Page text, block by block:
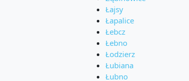
Łajsy
Łapalice
Łebcz
Łebno
Łodzierz
Łubiana
Łubno